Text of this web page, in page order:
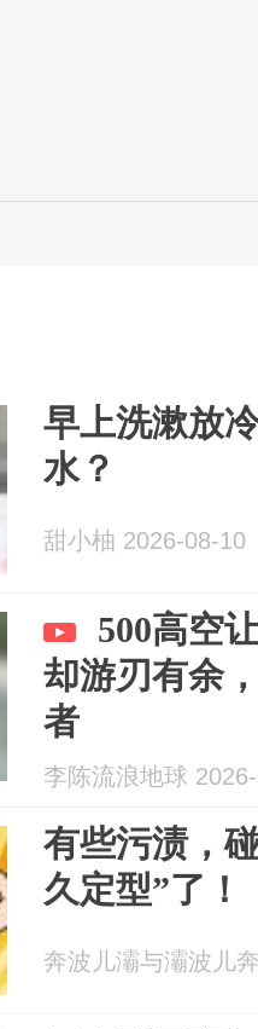
早上洗漱放
水？
甜小柚 2026-08-10
500高空
却游刃有余
者
李陈流浪地球
有些污渍，
久定型”了！
奔波儿灞与灞波儿